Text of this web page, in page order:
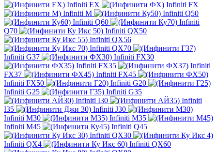
Infiniti EX
Infiniti FX
Infiniti M
Infiniti Q50
Infiniti Q60
Infiniti
Q70
Infiniti QX50
Infiniti QX56
Infiniti QX70
Infiniti G37
Infiniti FX30
Infiniti FX35
Infiniti
FX37
Infiniti FX45
Infiniti FX50
Infiniti G20
Infiniti G25
Infiniti G35
Infiniti I30
Infiniti
I35
Infiniti J30
Infiniti M30
Infiniti M35
Infiniti M45
Infiniti Q45
Infiniti QX30
Infiniti QX4
Infiniti QX60